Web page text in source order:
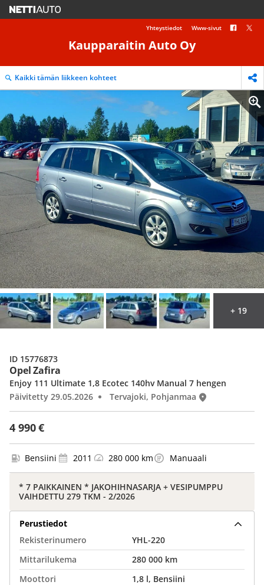
Kaupparaitin Auto Oy
Yhteystiedot Www-sivut
Kaikki tämän liikkeen kohteet
Opel Zafira
4 990 €
Enjoy 111 Ultimate 1,8 Ecotec 140hv Manual 7 hengen
Päivitetty 29.05.2026
Tervajoki, Pohjanmaa
ID 15776873
+ 19
Bensiini 2011 280 000 km Manuaali
* 7 PAIKKAINEN * JAKOHIHNASARJA + VESIPUMPPU
VAIHDETTU 279 TKM - 2/2026
Perustiedot
Rekisterinumero
YHL-220
Mittarilukema
280 000 km
Moottori
1,8 l, Bensiini